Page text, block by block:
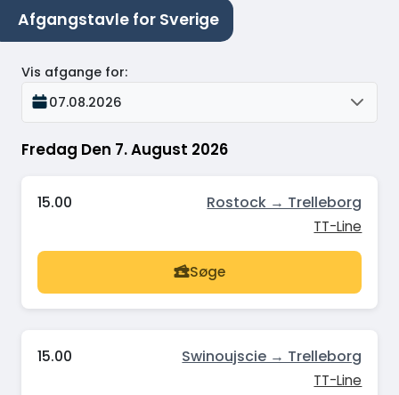
Afgangstavle for Sverige
Fredag Den 7. August 2026
Vis afgange for:
07.08.2026
15.00 Rostock → Trelleborg
TT-Line
Søge
15.00 Swinoujscie → Trelleborg
TT-Line